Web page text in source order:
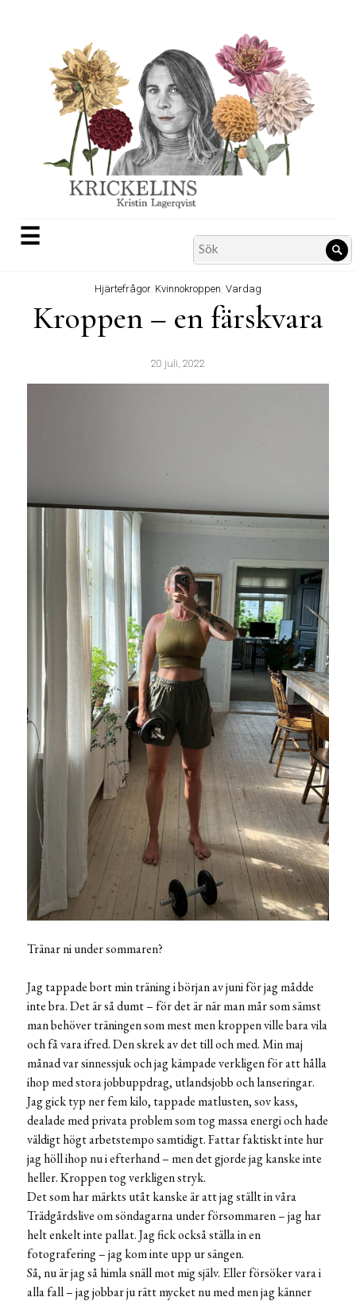
☰
Search
for:
Hjärtefrågor, Kvinnokroppen Vardag
Kroppen – en färskvara
20 juli, 2022
Tränar ni under sommaren?
Jag tappade bort min träning i början av juni för jag mådde
inte bra. Det är så dumt – för det är när man mår som sämst
man behöver träningen som mest men kroppen ville bara vila
och få vara ifred. Den skrek av det till och med. Min maj
månad var sinnessjuk och jag kämpade verkligen för att hålla
ihop med stora jobbuppdrag, utlandsjobb och lanseringar.
Jag gick typ ner fem kilo, tappade matlusten, sov kass,
dealade med privata problem som tog massa energi och hade
väldigt högt arbetstempo samtidigt. Fattar faktiskt inte hur
jag höll ihop nu i efterhand – men det gjorde jag kanske inte
heller. Kroppen tog verkligen stryk.
Det som har märkts utåt kanske är att jag ställt in våra
Trädgårdslive om söndagarna under försommaren – jag har
helt enkelt inte pallat. Jag fick också ställa in en
fotografering – jag kom inte upp ur sängen.
Så, nu är jag så himla snäll mot mig själv. Eller försöker vara i
alla fall – jag jobbar ju rätt mycket nu med men jag känner